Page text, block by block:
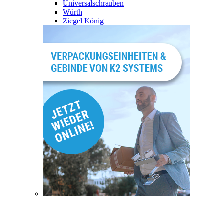
Universalschrauben
Würth
Ziegel König